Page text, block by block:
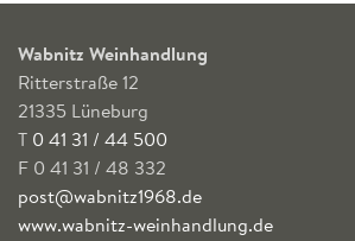
Wabnitz Weinhandlung
Ritterstraße 12
21335 Lüneburg
T 0 41 31 / 44 500
F 0 41 31 / 48 332
post@wabnitz1968.de
www.wabnitz-weinhandlung.de